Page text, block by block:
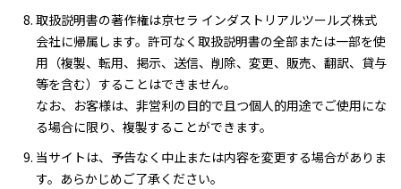
取扱説明書の著作権は京セラ インダストリアルツールズ株式
会社に帰属します。許可なく取扱説明書の全部または一部を使
用（複製、転用、掲示、送信、削除、変更、販売、翻訳、貸与
等を含む）することはできません。
なお、お客様は、非営利の目的で且つ個人的用途でご使用にな
る場合に限り、複製することができます。
当サイトは、予告なく中止または内容を変更する場合がありま
す。あらかじめご了承ください。